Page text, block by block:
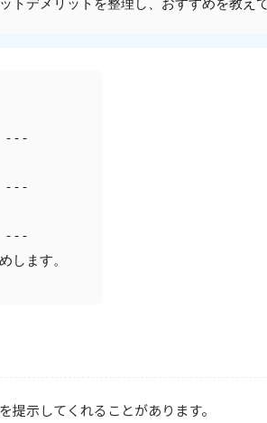
---
---
---
します。
提示してくれることがあります。